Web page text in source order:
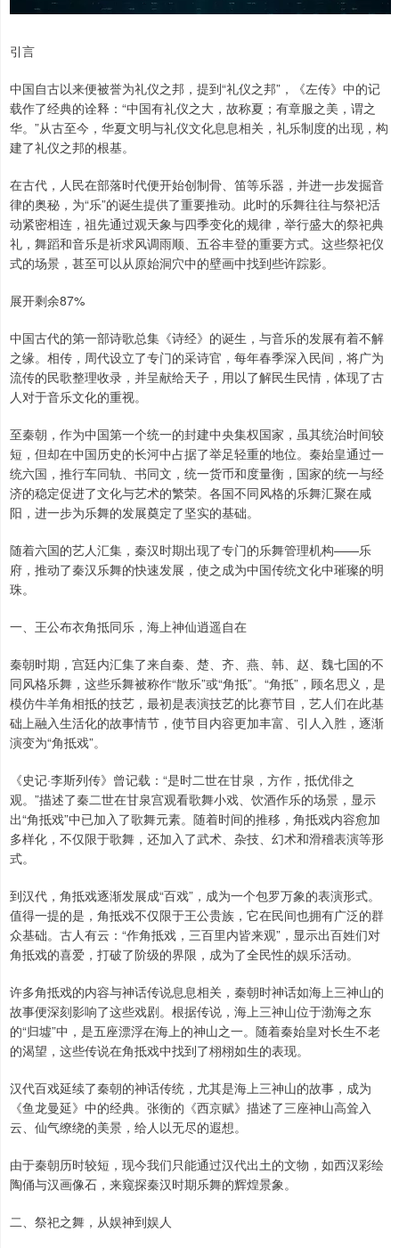
引言
中国自古以来便被誉为礼仪之邦，提到“礼仪之邦”，《左传》中的记
载作了经典的诠释：“中国有礼仪之大，故称夏；有章服之美，谓之
华。”从古至今，华夏文明与礼仪文化息息相关，礼乐制度的出现，构
建了礼仪之邦的根基。
在古代，人民在部落时代便开始创制骨、笛等乐器，并进一步发掘音
律的奥秘，为“乐”的诞生提供了重要推动。此时的乐舞往往与祭祀活
动紧密相连，祖先通过观天象与四季变化的规律，举行盛大的祭祀典
礼，舞蹈和音乐是祈求风调雨顺、五谷丰登的重要方式。这些祭祀仪
式的场景，甚至可以从原始洞穴中的壁画中找到些许踪影。
展开剩余87%
中国古代的第一部诗歌总集《诗经》的诞生，与音乐的发展有着不解
之缘。相传，周代设立了专门的采诗官，每年春季深入民间，将广为
流传的民歌整理收录，并呈献给天子，用以了解民生民情，体现了古
人对于音乐文化的重视。
至秦朝，作为中国第一个统一的封建中央集权国家，虽其统治时间较
短，但却在中国历史的长河中占据了举足轻重的地位。秦始皇通过一
统六国，推行车同轨、书同文，统一货币和度量衡，国家的统一与经
济的稳定促进了文化与艺术的繁荣。各国不同风格的乐舞汇聚在咸
阳，进一步为乐舞的发展奠定了坚实的基础。
随着六国的艺人汇集，秦汉时期出现了专门的乐舞管理机构——乐
府，推动了秦汉乐舞的快速发展，使之成为中国传统文化中璀璨的明
珠。
一、王公布衣角抵同乐，海上神仙逍遥自在
秦朝时期，宫廷内汇集了来自秦、楚、齐、燕、韩、赵、魏七国的不
同风格乐舞，这些乐舞被称作“散乐”或“角抵”。“角抵”，顾名思义，是
模仿牛羊角相抵的技艺，最初是表演技艺的比赛节目，艺人们在此基
础上融入生活化的故事情节，使节目内容更加丰富、引人入胜，逐渐
演变为“角抵戏”。
《史记·李斯列传》曾记载：“是时二世在甘泉，方作，抵优俳之
观。”描述了秦二世在甘泉宫观看歌舞小戏、饮酒作乐的场景，显示
出“角抵戏”中已加入了歌舞元素。随着时间的推移，角抵戏内容愈加
多样化，不仅限于歌舞，还加入了武术、杂技、幻术和滑稽表演等形
式。
到汉代，角抵戏逐渐发展成“百戏”，成为一个包罗万象的表演形式。
值得一提的是，角抵戏不仅限于王公贵族，它在民间也拥有广泛的群
众基础。古人有云：“作角抵戏，三百里内皆来观”，显示出百姓们对
角抵戏的喜爱，打破了阶级的界限，成为了全民性的娱乐活动。
许多角抵戏的内容与神话传说息息相关，秦朝时神话如海上三神山的
故事便深刻影响了这些戏剧。根据传说，海上三神山位于渤海之东
的“归墟”中，是五座漂浮在海上的神山之一。随着秦始皇对长生不老
的渴望，这些传说在角抵戏中找到了栩栩如生的表现。
汉代百戏延续了秦朝的神话传统，尤其是海上三神山的故事，成为
《鱼龙曼延》中的经典。张衡的《西京赋》描述了三座神山高耸入
云、仙气缭绕的美景，给人以无尽的遐想。
由于秦朝历时较短，现今我们只能通过汉代出土的文物，如西汉彩绘
陶俑与汉画像石，来窥探秦汉时期乐舞的辉煌景象。
二、祭祀之舞，从娱神到娱人